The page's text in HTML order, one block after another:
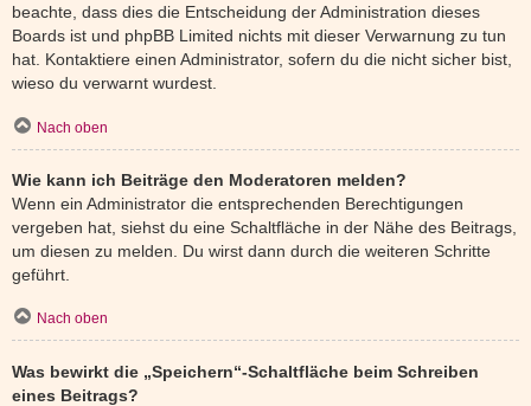
beachte, dass dies die Entscheidung der Administration dieses
Boards ist und phpBB Limited nichts mit dieser Verwarnung zu tun
hat. Kontaktiere einen Administrator, sofern du die nicht sicher bist,
wieso du verwarnt wurdest.
Nach oben
Wie kann ich Beiträge den Moderatoren melden?
Wenn ein Administrator die entsprechenden Berechtigungen
vergeben hat, siehst du eine Schaltfläche in der Nähe des Beitrags,
um diesen zu melden. Du wirst dann durch die weiteren Schritte
geführt.
Nach oben
Was bewirkt die „Speichern“-Schaltfläche beim Schreiben
eines Beitrags?